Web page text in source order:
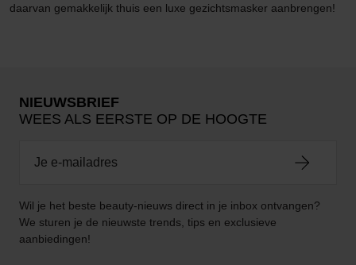
daarvan gemakkelijk thuis een luxe gezichtsmasker aanbrengen!
NIEUWSBRIEF
WEES ALS EERSTE OP DE HOOGTE
Wil je het beste beauty-nieuws direct in je inbox ontvangen?
We sturen je de nieuwste trends, tips en exclusieve
aanbiedingen!